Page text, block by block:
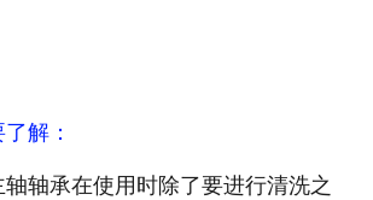
了解：
承在使用时除了要进行清洗之